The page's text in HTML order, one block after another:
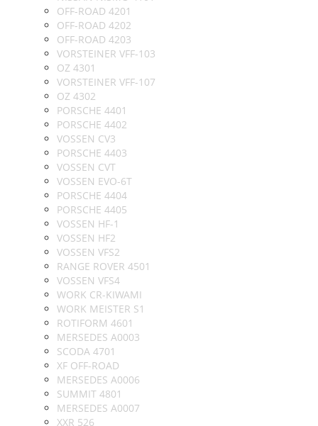
OFF-ROAD 4201
OFF-ROAD 4202
OFF-ROAD 4203
VORSTEINER VFF-103
OZ 4301
VORSTEINER VFF-107
OZ 4302
PORSCHE 4401
PORSCHE 4402
VOSSEN CV3
PORSCHE 4403
VOSSEN CVT
VOSSEN EVO-6T
PORSCHE 4404
PORSCHE 4405
VOSSEN HF-1
VOSSEN HF2
VOSSEN VFS2
RANGE ROVER 4501
VOSSEN VFS4
WORK CR-KIWAMI
WORK MEISTER S1
ROTIFORM 4601
MERSEDES A0003
SCODA 4701
XF OFF-ROAD
MERSEDES A0006
SUMMIT 4801
MERSEDES A0007
XXR 526